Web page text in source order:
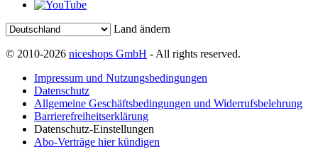
Land ändern
© 2010-2026 niceshops GmbH - All rights reserved.
Impressum und Nutzungsbedingungen
Datenschutz
Allgemeine Geschäftsbedingungen und Widerrufsbelehrung
Barrierefreiheitserklärung
Datenschutz-Einstellungen
Abo-Verträge hier kündigen